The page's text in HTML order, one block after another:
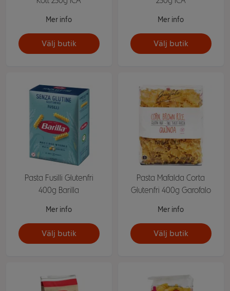
Mer info
Välj butik
Mer info
Välj butik
Pasta Fusilli Glutenfri
400g Barilla
Mer info
Välj butik
Pasta Mafalda Corta
Glutenfri 400g Garofalo
Mer info
Välj butik